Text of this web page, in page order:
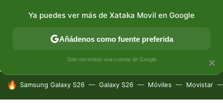
CONECTIVIDAD MÓVIL Y SOCIEDAD APLICACIONES
HOY SE HABLA DE
Samsung Galaxy S26 Galaxy S26 Móviles Movistar
×
Ya puedes ver más de Xataka Movil en Google
Añádenos como fuente preferida
Solo necesitas una cuenta de Google